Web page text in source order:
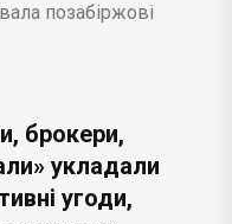
позабіржові
брокери,
укладали
угоди,